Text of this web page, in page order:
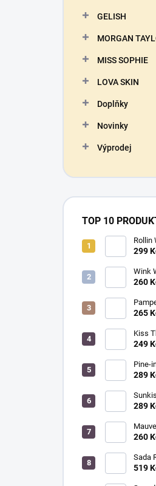
GELISH
MORGAN
MISS SOPHIE
LOVA SKIN
Doplňky
Novinky
Výprodej
TOP 10
Rollin
ORLY
299
Wink
na
260
265
Kiss
lak na
249
Pine-
289
289
na
260
Sada
519